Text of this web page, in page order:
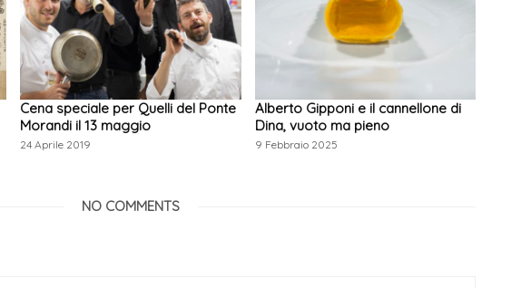
Cena speciale per Quelli del Ponte
Morandi il 13 maggio
24 Aprile 2019
Alberto Gipponi e il cannellone di
Dina, vuoto ma pieno
9 Febbraio 2025
NO COMMENTS